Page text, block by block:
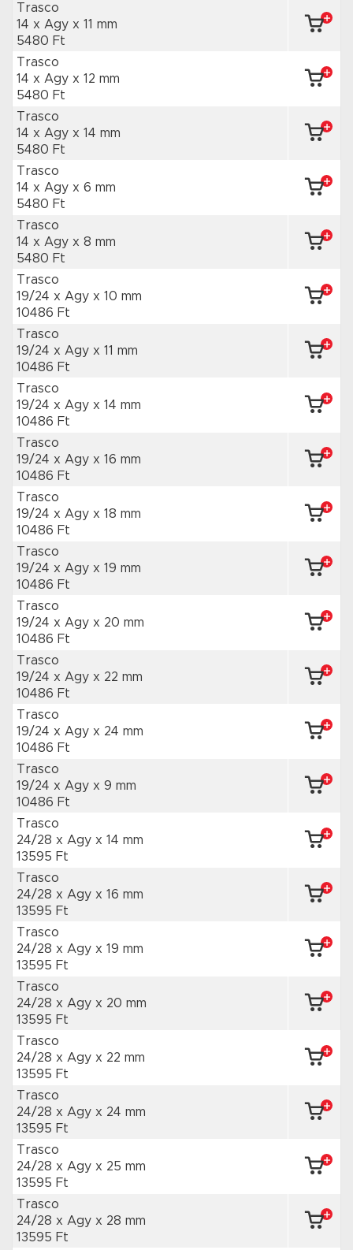
Trasco
14 x Agy x 11 mm
5480 Ft
Trasco
14 x Agy x 12 mm
5480 Ft
Trasco
14 x Agy x 14 mm
5480 Ft
Trasco
14 x Agy x 6 mm
5480 Ft
Trasco
14 x Agy x 8 mm
5480 Ft
Trasco
19/24 x Agy x 10 mm
10486 Ft
Trasco
19/24 x Agy x 11 mm
10486 Ft
Trasco
19/24 x Agy x 14 mm
10486 Ft
Trasco
19/24 x Agy x 16 mm
10486 Ft
Trasco
19/24 x Agy x 18 mm
10486 Ft
Trasco
19/24 x Agy x 19 mm
10486 Ft
Trasco
19/24 x Agy x 20 mm
10486 Ft
Trasco
19/24 x Agy x 22 mm
10486 Ft
Trasco
19/24 x Agy x 24 mm
10486 Ft
Trasco
19/24 x Agy x 9 mm
10486 Ft
Trasco
24/28 x Agy x 14 mm
13595 Ft
Trasco
24/28 x Agy x 16 mm
13595 Ft
Trasco
24/28 x Agy x 19 mm
13595 Ft
Trasco
24/28 x Agy x 20 mm
13595 Ft
Trasco
24/28 x Agy x 22 mm
13595 Ft
Trasco
24/28 x Agy x 24 mm
13595 Ft
Trasco
24/28 x Agy x 25 mm
13595 Ft
Trasco
24/28 x Agy x 28 mm
13595 Ft